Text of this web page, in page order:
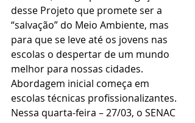
desse Projeto que promete ser a
“salvação” do Meio Ambiente, mas
para que se leve até os jovens nas
escolas o despertar de um mundo
melhor para nossas cidades.
Abordagem inicial começa em
escolas técnicas profissionalizantes.
Nessa quarta-feira – 27/03, o SENAC